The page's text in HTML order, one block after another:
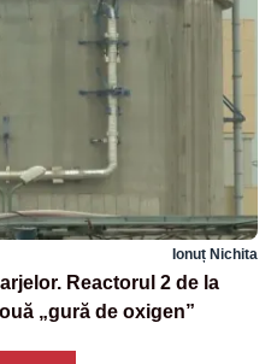
Ionuț Nichita
Reactorul 2 de la
„gură de oxigen”